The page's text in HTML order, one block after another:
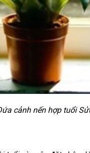
cảnh nến hợp tuổi